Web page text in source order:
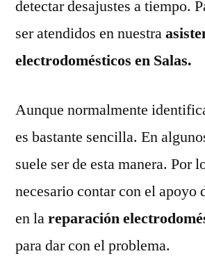
detectar desajustes a tiempo.
ser atendidos en nuestra
electrodomésticos en Salas.
Aunque normalmente
es bastante sencilla. En
suele ser de esta manera. Por
necesario contar con el apoyo
en lareparación
para dar con el problema.